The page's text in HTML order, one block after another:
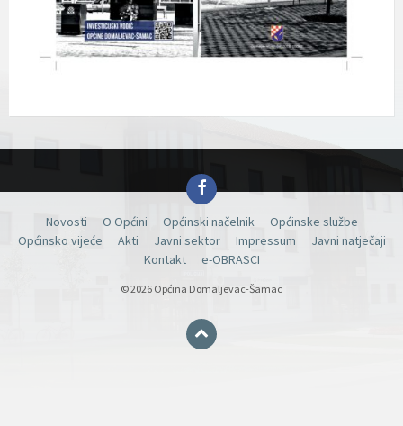
Facebook
Novosti O Općini Općinski načelnik
Općinske službe
Općinsko vijeće
Akti Javni sektor Impressum
Javni natječaji
Kontakt
e-OBRASCI
© 2026 Općina Domaljevac-Šamac